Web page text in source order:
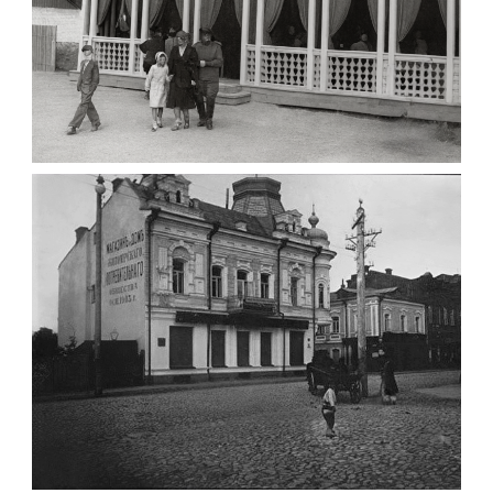
ПАВІЛЬЙОН МОРОЗИВА ЖИТОМИР 1947
Фото Житомир (1945-
1960)
Leave a comment
ФОТО ЖИТОМИРА 1905 ВУЛ.